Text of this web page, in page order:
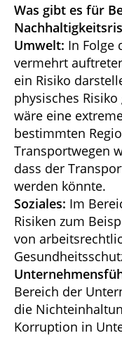
Was gibt es für
Umwelt: In Folge
vermehrt
ein Risiko
physisches
wäre eine
bestimmten
Transportwegen
dass der
werden könnte.
Soziales: Im
Risiken zum
von
Bereich der
die
Korruption in